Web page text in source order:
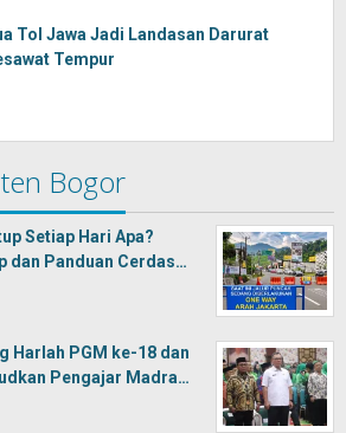
Tol Jawa Jadi Landasan Darurat
Tempur
Bogor
Setiap Hari Apa?
dan Panduan Cerdas…
Harlah PGM ke-18 dan
Pengajar Madra…